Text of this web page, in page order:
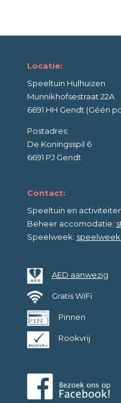
Locatie:
Speeltuin Hulhuizen
Munnikhofsestraat 22A
6691 HH Gendt (Géén
Postadres:
De Koningsspil 6
6691 PJ Gendt
Contact:
Speeltuin en
Beheer accomodatie:
Speelweek:
AED aanwezig
Gratis WiFi
Pinnen
Rookvrij